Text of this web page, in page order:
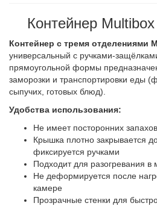
Контейнер
Контейнер с тремя отделениями
универсальный с ручками-
прямоугольной формы
заморозки и транспортировки еды
сыпучих, готовых блюд).
Удобства использования:
Не имеет посторонних запахов
Крышка плотно закрывается
фиксируется ручками
Подходит для разогревания в
Не деформируется после
камере
Прозрачные стенки для